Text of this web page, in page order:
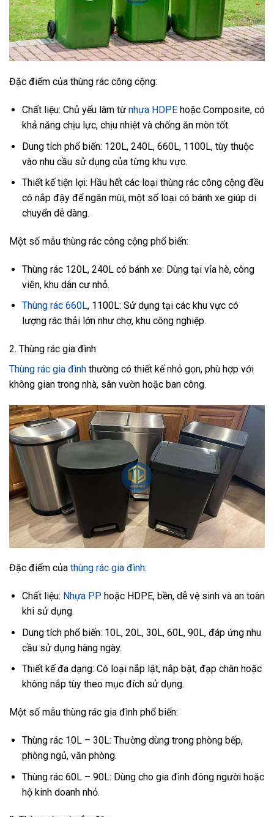
Đặc điểm của thùng rác công cộng:
Chất liệu: Chủ yếu làm từ nhựa HDPEhoặc Composite, có
khả năng chịu lực, chịu nhiệt và chống ăn mòn tốt.
Dung tích phổ biến: 120L, 240L, 660L, 1100L, tùy thuộc
vào nhu cầu sử dụng của từng khu vực.
Thiết kế tiện lợi: Hầu hết các loại thùng rác công cộng đều
có nắp đậy để ngăn mùi, một số loại có bánh xe giúp di
chuyển dễ dàng.
Một số mẫu thùng rác công cộng phổ biến:
Thùng rác 120L, 240L có bánh xe: Dùng tại vỉa hè, công
viên, khu dân cư nhỏ.
Thùng rác 660L, 1100L: Sử dụng tại các khu vực có
lượng rác thải lớn như chợ, khu công nghiệp.
2. Thùng rác gia đình
Thùng rác gia đình thường có thiết kế nhỏ gọn, phù hợp với
không gian trong nhà, sân vườn hoặc ban công.
Đặc điểm của thùng rác gia đình:
Chất liệu: Nhựa PP hoặc HDPE, bền, dễ vệ sinh và an toàn
khi sử dụng.
Dung tích phổ biến: 10L, 20L, 30L, 60L, 90L, đáp ứng nhu
cầu sử dụng hàng ngày.
Thiết kế đa dạng: Có loại nắp lật, nắp bật, đạp chân hoặc
không nắp tùy theo mục đích sử dụng.
Một số mẫu thùng rác gia đình phổ biến:
Thùng rác 10L – 30L: Thường dùng trong phòng bếp,
phòng ngủ, văn phòng.
Thùng rác 60L – 90L: Dùng cho gia đình đông người hoặc
hộ kinh doanh nhỏ.